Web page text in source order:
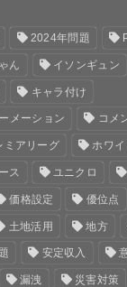
2024年問題
ん イソンギュン
キャラ付け
メーション コメ
ミアリーグ ホワ
ス ユニクロ
価格設定 優位点
土地活用 地方
安定収入
漏洩 災害対策